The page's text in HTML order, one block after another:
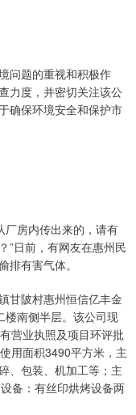
问题的重视和积极作
力度，并密切关注该公
确保环境安全和保护市
厂房内传出来的，请有
”日前，有网友在惠州民
排有害气体。
甘陂村惠州恒信亿丰金
楼南侧半层。该公司现
营业执照及项目环评批
用面积3490平方米，主
、包装、机加工等；主
备：有丝印烘烤设备两